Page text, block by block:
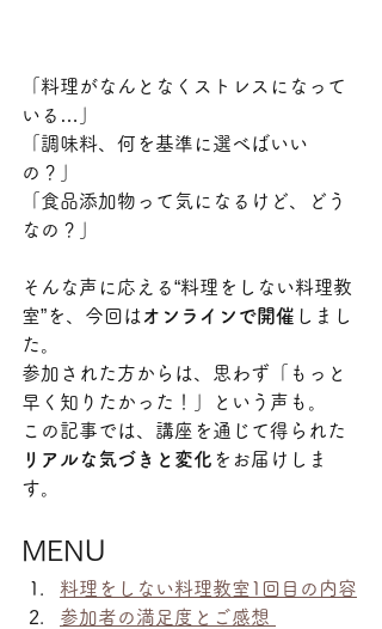
「料理がなんとなくストレスになって
いる…」
「調味料、何を基準に選べばいい
の？」
「食品添加物って気になるけど、どう
なの？」
そんな声に応える“料理をしない料理教
室”を、今回は オンラインで開催 しまし
た。
参加された方からは、思わず「もっと
早く知りたかった！」という声も。
この記事では、講座を通じて得られた
リアルな気づきと変化 をお届けしま
す。
MENU
料理をしない料理教室1回目の内容
参加者の満足度とご感想